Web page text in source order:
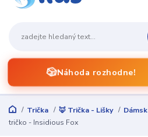
🎲Náhoda rozhodne!
Trička 🦊 Trička - Lišky
tričko - Insidious Fox